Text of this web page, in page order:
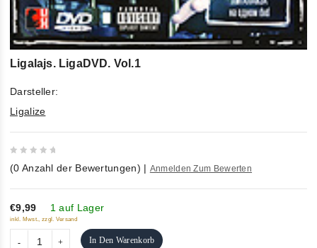
Ligalajs. LigaDVD. Vol.1
Darsteller:
Ligalize
out
of
5
(0 Anzahl der Bewertungen) | Anmelden Zum Bewerten
€9,99 1 auf Lager
inkl. Mwst., zzgl. Versand
In Den Warenkorb